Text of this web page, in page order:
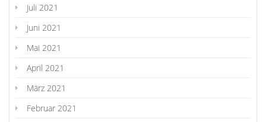
Juli 2021
Juni 2021
Mai 2021
April 2021
März 2021
Februar 2021